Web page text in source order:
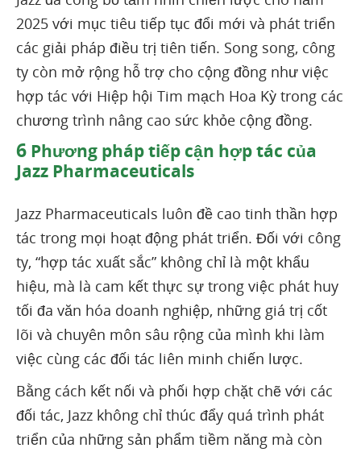
2025 với mục tiêu tiếp tục đổi mới và phát triển
các giải pháp điều trị tiên tiến. Song song, công
ty còn mở rộng hỗ trợ cho cộng đồng như việc
hợp tác với Hiệp hội Tim mạch Hoa Kỳ trong các
chương trình nâng cao sức khỏe cộng đồng.
6 Phương pháp tiếp cận hợp tác của
Jazz Pharmaceuticals
Jazz Pharmaceuticals luôn đề cao tinh thần hợp
tác trong mọi hoạt động phát triển. Đối với công
ty, “hợp tác xuất sắc” không chỉ là một khẩu
hiệu, mà là cam kết thực sự trong việc phát huy
tối đa văn hóa doanh nghiệp, những giá trị cốt
lõi và chuyên môn sâu rộng của mình khi làm
việc cùng các đối tác liên minh chiến lược.
Bằng cách kết nối và phối hợp chặt chẽ với các
đối tác, Jazz không chỉ thúc đẩy quá trình phát
triển của những sản phẩm tiềm năng mà còn